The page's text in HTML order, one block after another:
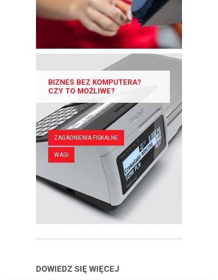
BIZNES BEZ KOMPUTERA?
CZY TO MOŻLIWE?
ZAGADNIENIA FISKALNE
WAGI
DOWIEDZ SIĘ WIĘCEJ